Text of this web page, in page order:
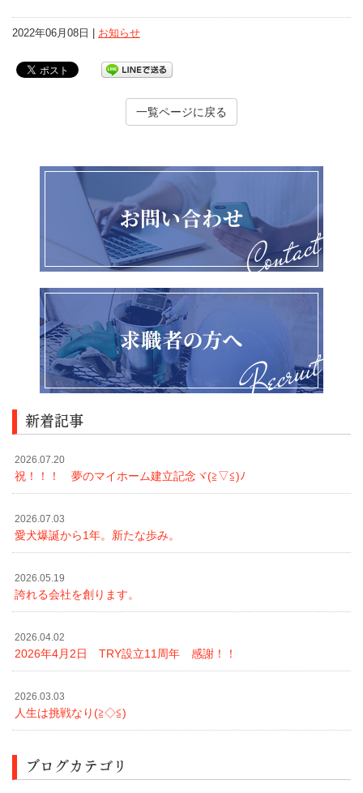
2022年06月08日 | お知らせ
一覧ページに戻る
新着記事
2026.07.20
祝！！！ 夢のマイホーム建立記念ヾ(≧▽≦)ﾉ
2026.07.03
愛犬爆誕から1年。新たな歩み。
2026.05.19
誇れる会社を創ります。
2026.04.02
2026年4月2日 TRY設立11周年 感謝！！
2026.03.03
人生は挑戦なり(≧◇≦)
ブログカテゴリ